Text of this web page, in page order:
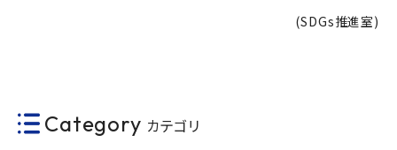
(SDGs推進室)
Category カテゴリ